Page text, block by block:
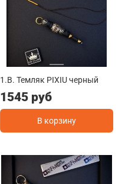
1.B. Темляк PIXIU черный
1545 руб
В корзину